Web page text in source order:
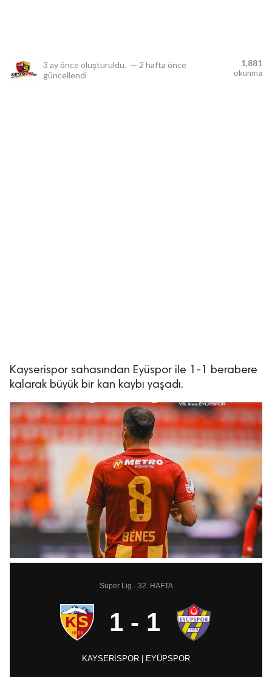
3 ay önce oluşturuldu. — 2 hafta önce
güncellendi
1,881
okunma
Kayserispor sahasından Eyüspor ile 1-1 berabere
kalarak büyük bir kan kaybı yaşadı.
Süper Lig · 32. HAFTA
1 - 1
KAYSERİSPOR | EYÜPSPOR